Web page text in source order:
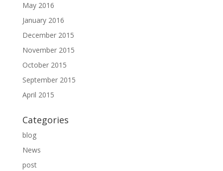
May 2016
January 2016
December 2015
November 2015
October 2015
September 2015
April 2015
Categories
blog
News
post